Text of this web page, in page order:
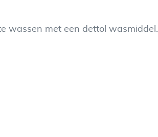
wassen met een dettol wasmiddel.